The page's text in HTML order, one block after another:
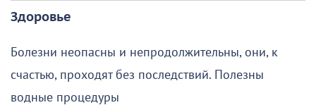
Здоровье
Болезни неопасны и непродолжительны, они, к
счастью, проходят без последствий. Полезны
водные процедуры